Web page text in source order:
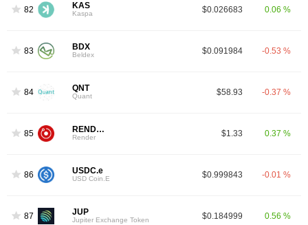
82 KAS
Kaspa $0.026683 0.06 %
83 BDX
Beldex $0.091984 -0.53 %
84 QNT
Quant $58.93 -0.37 %
85 RENDER
Render $1.33 0.37 %
86 USDC.e
USD Coin.E $0.999843 -0.01 %
87 JUP
Jupiter Exchange Token $0.184999 0.56 %